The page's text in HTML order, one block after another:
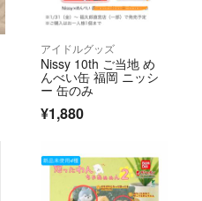
アイドルグッズ
Nissy 10th ご当地 め
んべい缶 福岡 ニッシ
ー 缶のみ
¥1,880